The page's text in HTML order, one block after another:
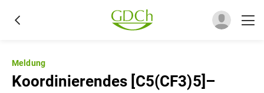
Meldung
Koordinierendes [C5(CF3)5]–